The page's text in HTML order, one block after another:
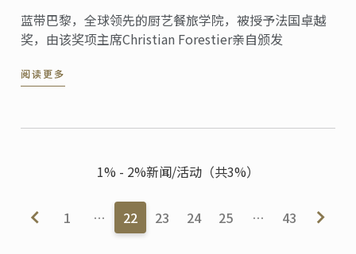
蓝带巴黎，全球领先的厨艺餐旅学院，被授予法国卓越
奖，由该奖项主席Christian Forestier亲自颁发
阅读更多
1% - 2%新闻/活动（共3%）
1 … 22 23 24 25 … 43